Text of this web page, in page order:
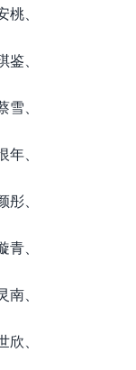
、
、
、
、
、
、
、
、